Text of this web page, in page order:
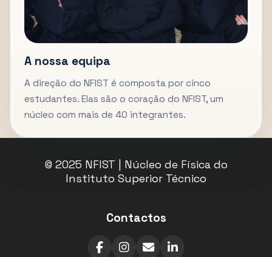
A nossa equipa
A direção do NFIST é composta por cinco
estudantes. Elas são o coração do NFIST, um
núcleo com mais de 40 integrantes.
© 2025 NFIST | Núcleo de Física do
Instituto Superior Técnico
Contactos